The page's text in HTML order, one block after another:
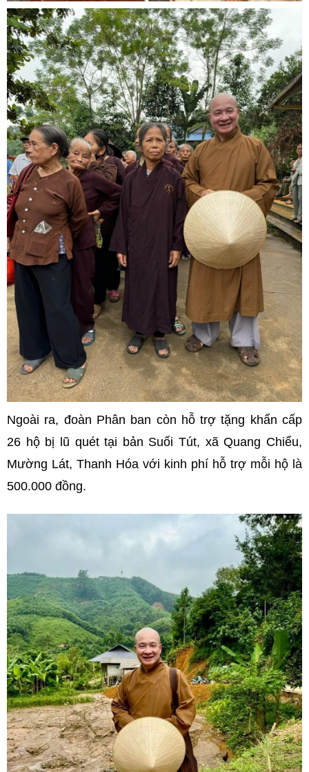
Ngoài ra, đoàn Phân ban còn hỗ trợ tặng khẩn cấp
26 hộ bị lũ quét tại bản Suối Tút, xã Quang Chiểu,
Mường Lát, Thanh Hóa với kinh phí hỗ trợ mỗi hộ là
500.000 đồng.